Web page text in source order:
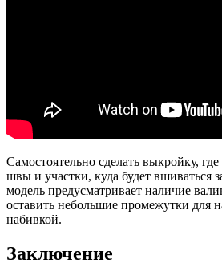
Самостоятельно сделать выкройку,
швы и участки, куда будет вшиваться
модель предусматривает наличие
оставить небольшие промежутки для
набивкой.
Заключение